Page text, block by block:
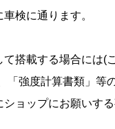
検に通ります。
て搭載する場合には(
「強度計算書類」等
ショップにお願いす